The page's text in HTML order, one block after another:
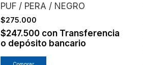
PUF / PERA / NEGRO
$275.000
$247.500 con Transferencia
o depósito bancario